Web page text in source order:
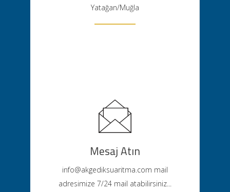
Yatağan/Muğla
Mesaj Atın
info@akgediksuaritma.com mail
adresimize 7/24 mail atabilirsiniz...